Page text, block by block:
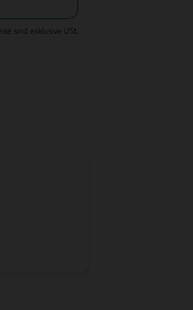
sind exklusive USt.